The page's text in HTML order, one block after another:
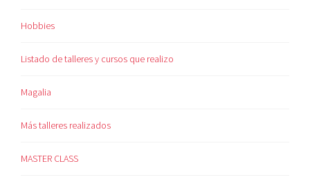
Hobbies
Listado de talleres y cursos que realizo
Magalia
Más talleres realizados
MASTER CLASS